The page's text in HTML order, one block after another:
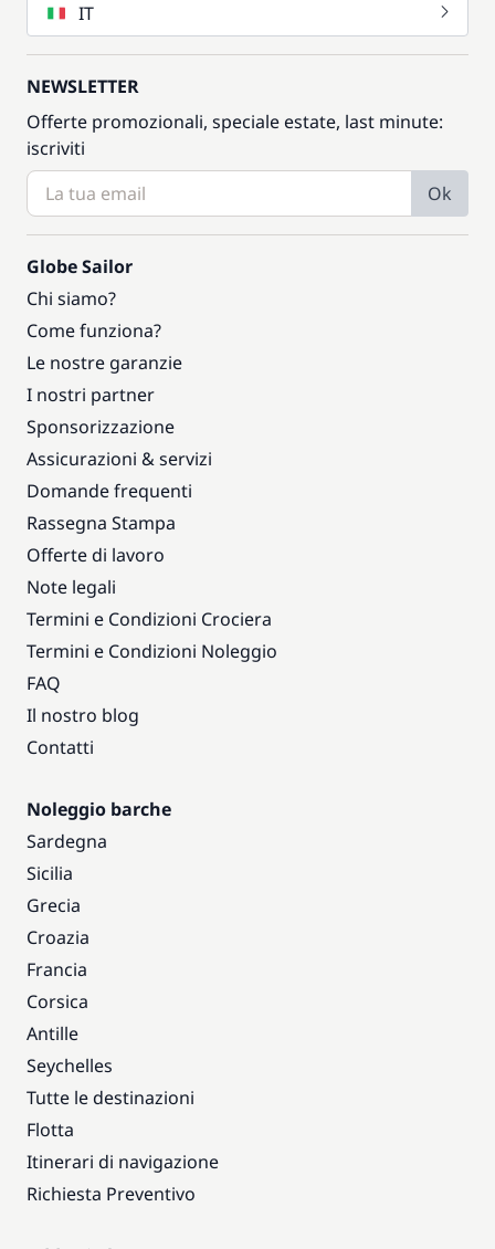
IT
NEWSLETTER
Offerte promozionali, speciale estate, last minute:
iscriviti
Ok
Globe Sailor
Chi siamo?
Come funziona?
Le nostre garanzie
I nostri partner
Sponsorizzazione
Assicurazioni & servizi
Domande frequenti
Rassegna Stampa
Offerte di lavoro
Note legali
Termini e Condizioni Crociera
Termini e Condizioni Noleggio
FAQ
Il nostro blog
Contatti
Noleggio barche
Sardegna
Sicilia
Grecia
Croazia
Francia
Corsica
Antille
Seychelles
Tutte le destinazioni
Flotta
Itinerari di navigazione
Richiesta Preventivo